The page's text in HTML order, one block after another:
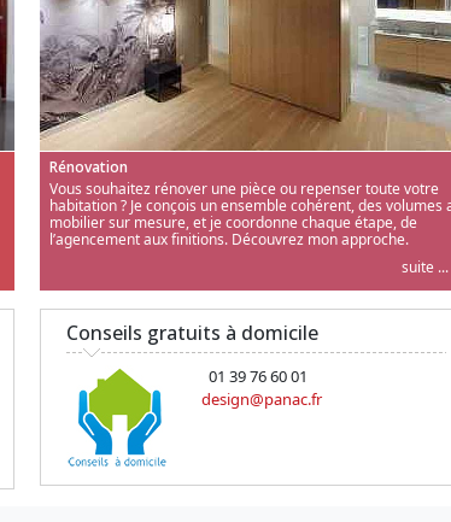
Rénovation
Vous souhaitez rénover une pièce ou repenser toute votre
habitation ? Je conçois un ensemble cohérent, des volumes
mobilier sur mesure, et je coordonne chaque étape, de
l’agencement aux finitions. Découvrez mon approche.
suite ...
Conseils gratuits à domicile
01 39 76 60 01
design@panac.fr